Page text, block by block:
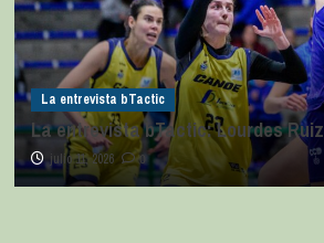
La entrevista bTactic
La entrevista bTactic: Lourdes Ruiz
julio 11, 2026 0